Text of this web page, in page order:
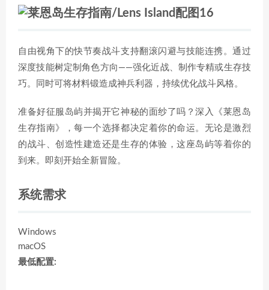
自由视角下的快节奏战斗支持翻滚闪避与技能连携。通过
深度技能树定制角色方向——强化近战、制作专精或生存技
巧。同时可将材料锻造成神兵利器，持续优化战斗风格。
准备好征服岛屿并揭开它神秘的面纱了吗？深入《莱恩岛
生存指南》，每一个选择都决定着你的命运。无论是激烈
的战斗、创造性建造还是生存的体验，这座岛屿等着你的
到来。即刻开始全新冒险。
系统需求
Windows
macOS
最低配置: